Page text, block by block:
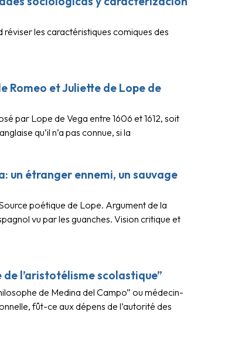
les caractéristiques comiques des
Romeo et Juliette de Lope de
par Lope de Vega entre 1606 et 1612, soit
qu’il n’a pas connue, si la
un étranger ennemi, un sauvage
poétique de Lope. Argument de la
vu par les guanches. Vision critique et
l’aristotélisme scolastique”
de Medina del Campo” ou médecin-
fût-ce aux dépens de l’autorité des